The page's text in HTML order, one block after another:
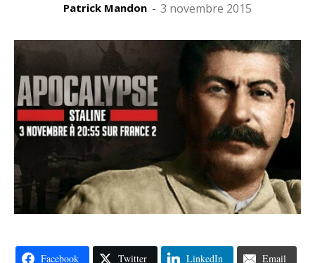
Patrick Mandon - 3 novembre 2015
Facebook Twitter LinkedIn Email